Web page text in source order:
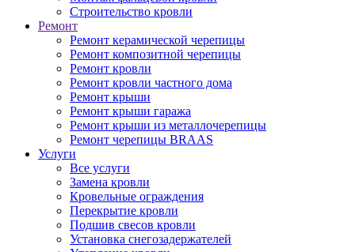
Строительство кровли
Ремонт
Ремонт керамической черепицы
Ремонт композитной черепицы
Ремонт кровли
Ремонт кровли частного дома
Ремонт крыши
Ремонт крыши гаража
Ремонт крыши из металлочерепицы
Ремонт черепицы BRAAS
Услуги
Все услуги
Замена кровли
Кровельные ограждения
Перекрытие кровли
Подшив свесов кровли
Установка снегозадержателей